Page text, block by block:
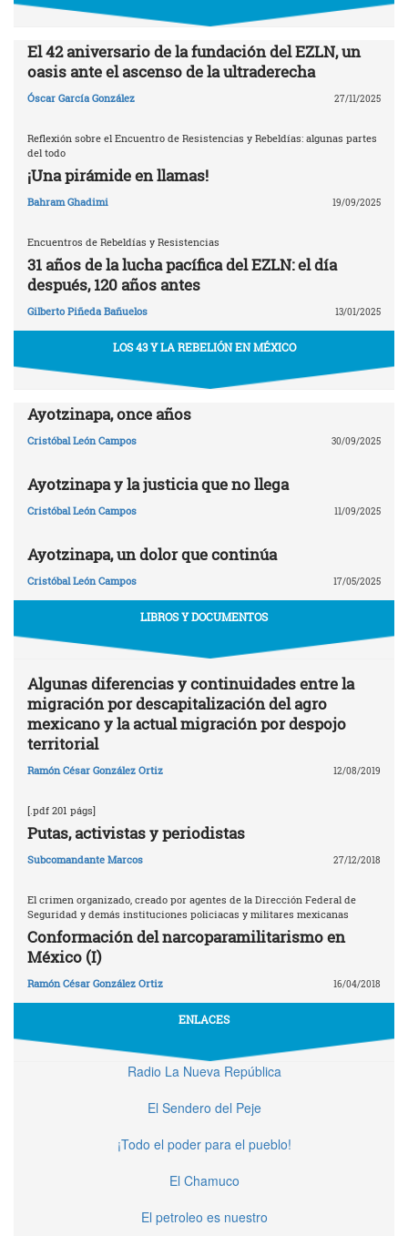
El 42 aniversario de la fundación del EZLN, un
oasis ante el ascenso de la ultraderecha
Óscar García González 27/11/2025
Reflexión sobre el Encuentro de Resistencias y Rebeldías: algunas partes
del todo
¡Una pirámide en llamas!
Bahram Ghadimi 19/09/2025
Encuentros de Rebeldías y Resistencias
31 años de la lucha pacífica del EZLN: el día
después, 120 años antes
Gilberto Piñeda Bañuelos 13/01/2025
LOS 43 Y LA REBELIÓN EN MÉXICO
Ayotzinapa, once años
Cristóbal León Campos 30/09/2025
Ayotzinapa y la justicia que no llega
Cristóbal León Campos 11/09/2025
Ayotzinapa, un dolor que continúa
Cristóbal León Campos 17/05/2025
LIBROS Y DOCUMENTOS
Algunas diferencias y continuidades entre la
migración por descapitalización del agro
mexicano y la actual migración por despojo
territorial
Ramón César González Ortiz 12/08/2019
[.pdf 201 págs]
Putas, activistas y periodistas
Subcomandante Marcos 27/12/2018
El crimen organizado, creado por agentes de la Dirección Federal de
Seguridad y demás instituciones policiacas y militares mexicanas
Conformación del narcoparamilitarismo en
México (I)
Ramón César González Ortiz 16/04/2018
ENLACES
Radio La Nueva República
El Sendero del Peje
¡Todo el poder para el pueblo!
El Chamuco
El petroleo es nuestro